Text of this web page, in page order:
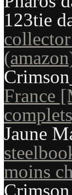
123tie
France
Jaune
moins